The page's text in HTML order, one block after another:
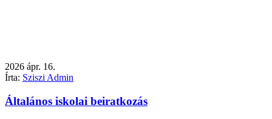
2026 ápr. 16.
Írta: Sziszi Admin
Általános iskolai beiratkozás